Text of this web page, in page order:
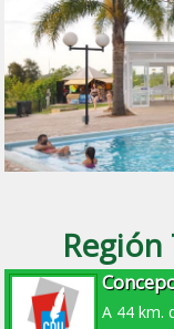
A 44 km.